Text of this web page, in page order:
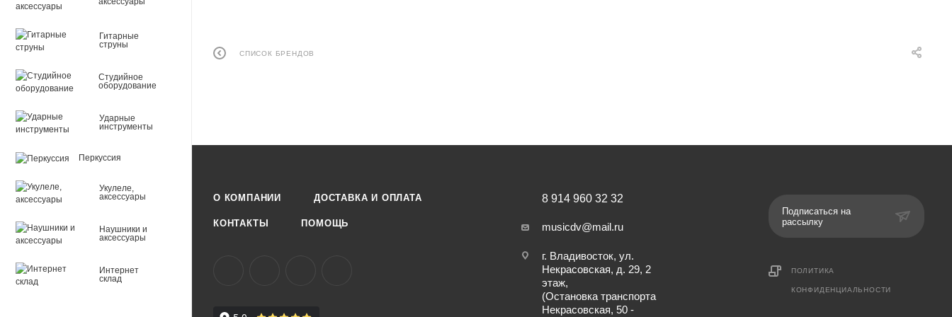
Гитарные
струны
Студийное
оборудование
Ударные
инструменты
Перкуссия
Укулеле,
аксессуары
Наушники и
аксессуары
Интернет
склад
СПИСОК БРЕНДОВ
О КОМПАНИИ ДОСТАВКА И ОПЛАТА
КОНТАКТЫ ПОМОЩЬ
8 914 960 32 32
musicdv@mail.ru
г. Владивосток, ул.
Некрасовская, д. 29, 2
этаж,
(Остановка транспорта
Некрасовская, 50 -
Подписаться на
рассылку
ПОЛИТИКА
КОНФИДЕНЦИАЛЬНОСТИ